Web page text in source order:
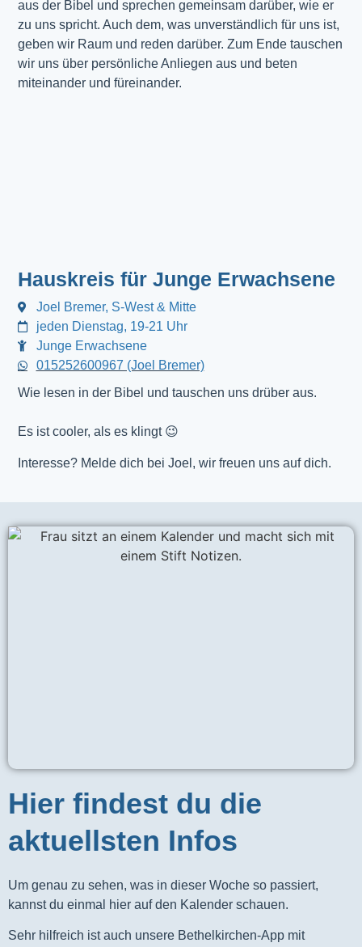
aus der Bibel und sprechen gemeinsam darüber, wie er
zu uns spricht. Auch dem, was unverständlich für uns ist,
geben wir Raum und reden darüber. Zum Ende tauschen
wir uns über persönliche Anliegen aus und beten
miteinander und füreinander.
Hauskreis für Junge Erwachsene
Joel Bremer, S-West & Mitte
jeden Dienstag, 19-21 Uhr
Junge Erwachsene
015252600967 (Joel Bremer)
Wie lesen in der Bibel und tauschen uns drüber aus.
Es ist cooler, als es klingt 😉
Interesse? Melde dich bei Joel, wir freuen uns auf dich.
Hier findest du die
aktuellsten Infos
Um genau zu sehen, was in dieser Woche so passiert,
kannst du einmal hier auf den Kalender schauen.
Sehr hilfreich ist auch unsere Bethelkirchen-App mit